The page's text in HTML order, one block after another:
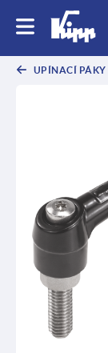
UPÍNACÍ PÁKY